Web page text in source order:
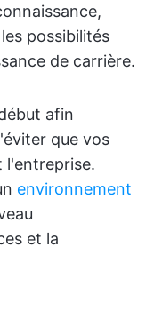
possibilités
de carrière.
afin
que vos
l'entreprise.
environnement
et la